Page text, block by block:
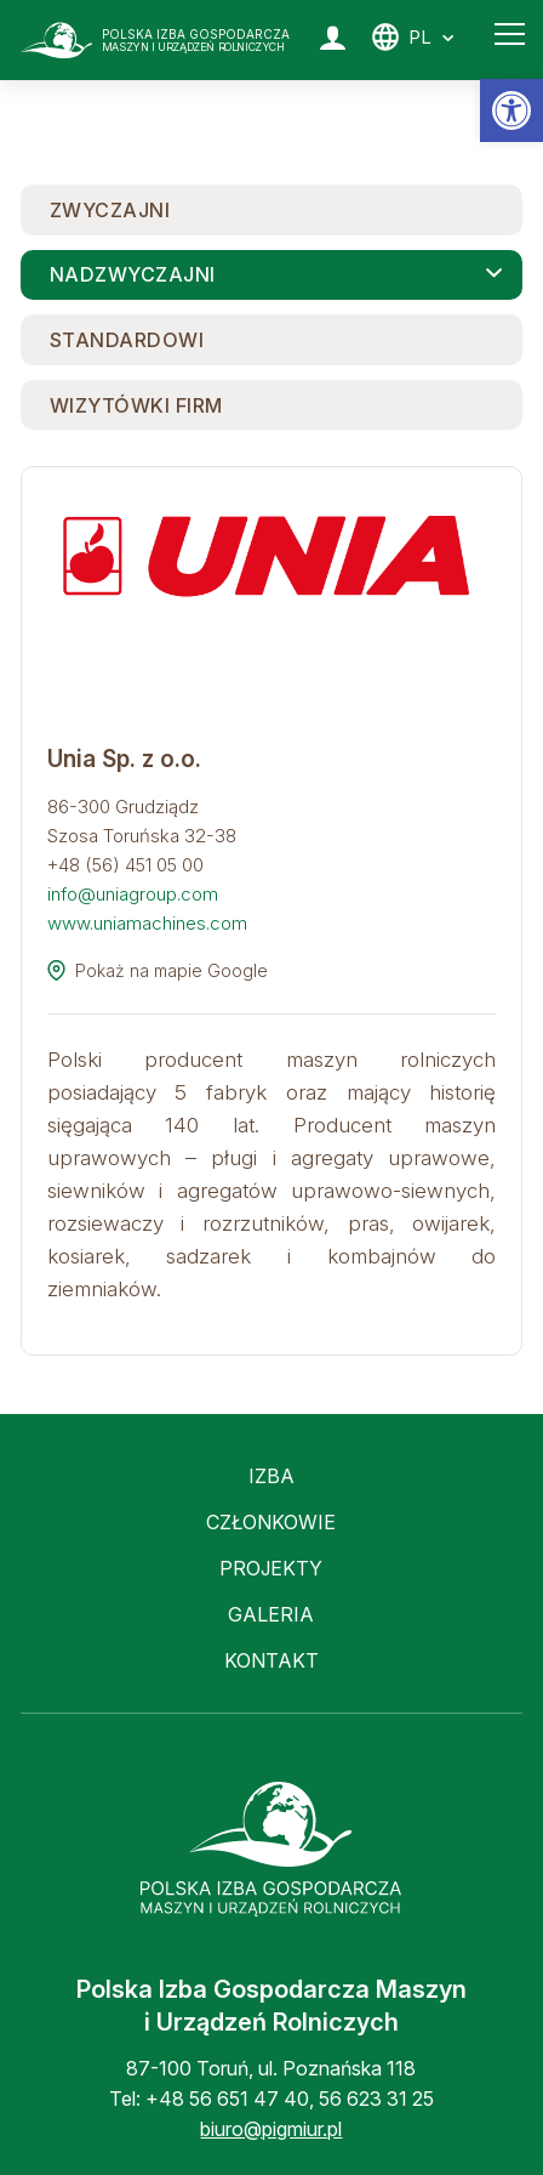
POLSKA IZBA GOSPODARCZA
MASZYN I URZĄDZEŃ ROLNICZYCH PL
ZWYCZAJNI
NADZWYCZAJNI
STANDARDOWI
WIZYTÓWKI FIRM
Unia Sp. z o.o.
86-300 Grudziądz
Szosa Toruńska 32-38
+48 (56) 451 05 00
info@uniagroup.com
www.uniamachines.com
Pokaż na mapie Google
Polski producent maszyn rolniczych
posiadający 5 fabryk oraz mający historię
sięgająca 140 lat. Producent maszyn
uprawowych – pługi i agregaty uprawowe,
siewników i agregatów uprawowo-siewnych,
rozsiewaczy i rozrzutników, pras, owijarek,
kosiarek, sadzarek i kombajnów do
ziemniaków.
IZBA
CZŁONKOWIE
PROJEKTY
GALERIA
KONTAKT
Polska Izba Gospodarcza Maszyn
i Urządzeń Rolniczych
87-100 Toruń, ul. Poznańska 118
Tel: +48 56 651 47 40, 56 623 31 25
biuro@pigmiur.pl